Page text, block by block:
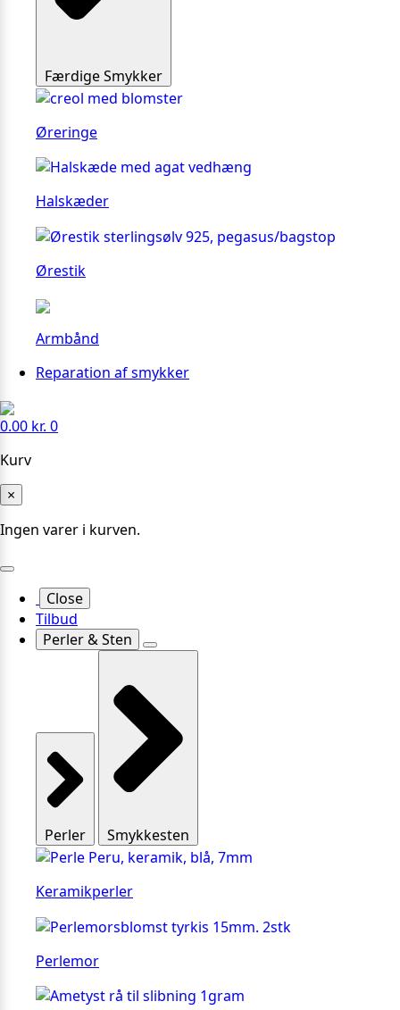
Færdige Smykker
Øreringe
Halskæder
Ørestik
Armbånd
Reparation af smykker
0.00 kr. 0
Kurv
×
Ingen varer i kurven.
Close
Tilbud
Perler & Sten
Perler Smykkesten
Keramikperler
Perlemor